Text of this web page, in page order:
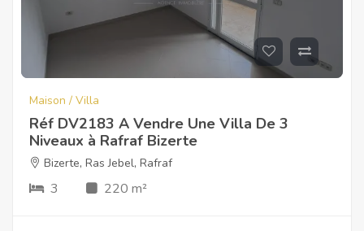
Maison / Villa
Réf DV2183 A Vendre Une Villa De 3
Niveaux à Rafraf Bizerte
Bizerte, Ras Jebel, Rafraf
3 220 m²